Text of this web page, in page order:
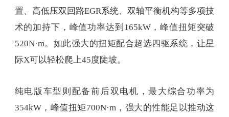
置、高低压双回路EGR系统、双轴平衡机构等多项技
术的加持下，峰值功率达到165kW，峰值扭矩突破
520N·m。如此强大的扭矩配合超选四驱系统，让星
际X可以轻松爬上45度陡坡。
纯电版车型则配备前后双电机，最大综合功率为
354kW，峰值扭矩700N·m，强大的性能足以推动这